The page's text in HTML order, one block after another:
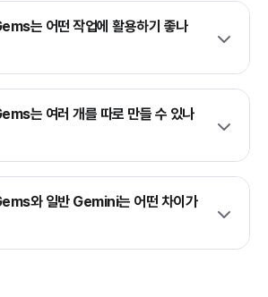
는 어떤 작업에 활용하기 좋나
는 여러 개를 따로 만들 수 있나
와 일반 Gemini는 어떤 차이가